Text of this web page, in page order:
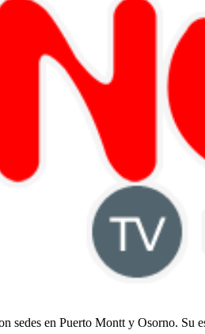
sedes en Puerto Montt y Osorno.